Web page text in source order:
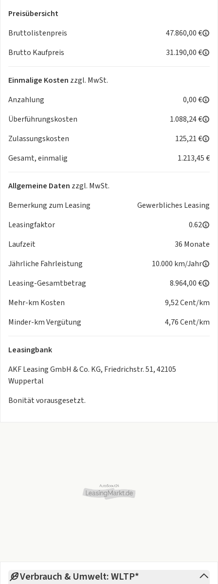
+ Keyless-System Plus, schlüsselloses Zugangs-und
Startsystem
+ Außenspiegel elektrisch anklappbar, verstell-und
Zugangsbeleuchtung
+ Einparkhilfe vorne + hinten, akustisch und visuell
+ 2 Zusatzsitze für Reihe 3
+ Toterwinkel-Assistent
GO-Funktion
+ Fernlichtassistent
+ Gepäckraumtrennnetz
+ Reifenpannenset (Kompressor und Pannenspray)
Preisübersicht
Bruttolistenpreis
47.860,00 €
Brutto Kaufpreis
31.190,00 €
Einmalige Kosten zzgl. MwSt.
Anzahlung
0,00 €
Überführungskosten
1.088,24 €
Zulassungskosten
125,21 €
Gesamt, einmalig
1.213,45 €
Allgemeine Daten zzgl. MwSt.
Bemerkung zum Leasing
Gewerbliches Leasing
Leasingfaktor
0.62
Laufzeit
36 Monate
Jährliche Fahrleistung
10.000 km/Jahr
Leasing-Gesamtbetrag
8.964,00 €
Mehr-km Kosten
9,52 Cent/km
Minder-km Vergütung
4,76 Cent/km
Leasingbank
AKF Leasing GmbH & Co. KG, Friedrichstr. 51, 42105
Wuppertal
Bonität vorausgesetzt.
Verbrauch & Umwelt: WLTP*